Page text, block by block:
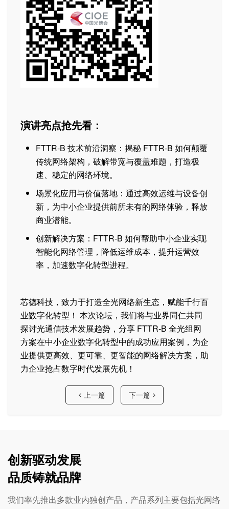
演讲亮点抢先看：
FTTR-B 技术前沿洞察：揭秘 FTTR-B 如何颠覆
传统网络架构，破解带宽与覆盖难题，打造极
速、稳定的网络环境。
场景化应用与价值落地：通过高效运维与设备创
新，为中小企业提供前所未有的网络体验，释放
商业潜能。
创新解决方案：FTTR-B 如何帮助中小企业实现
智能化网络管理，降低运维成本，提升运营效
率，加速数字化转型进程。
芯德科技，致力于打造全光网络新生态，赋能千行百
业数字化转型！ 本次论坛，我们将与业界同仁共同
探讨光通信技术发展趋势，分享 FTTR-B 全光组网
方案在中小企业数字化转型中的成功应用案例，为企
业提供更高效、更可靠、更智能的网络解决方案，助
力企业抢占数字时代发展先机！
上一篇 下一篇
创新驱动发展
品质铸就品牌
我们率先推出多款业内独创产品，产品系列主要包括光网络